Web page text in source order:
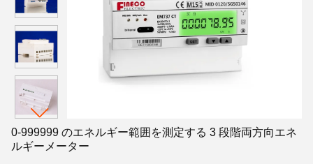
0-999999 のエネルギー範囲を測定する 3 段階両方向エネ
ルギーメーター